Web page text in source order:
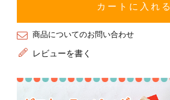
カートに入れる
商品についてのお問い合わせ
レビューを書く